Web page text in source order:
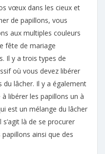
vœux dans les cieux et
de papillons, vous
aux multiples couleurs
fête de mariage
Il y a trois types de
où vous devez libérer
du lâcher. Il y a également
libérer les papillons un à
est un mélange du lâcher
là de se procurer
ainsi que des